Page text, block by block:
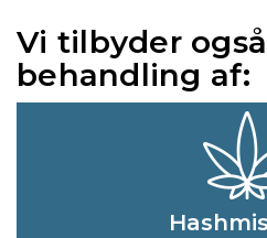
Vi tilbyder
behandling af: